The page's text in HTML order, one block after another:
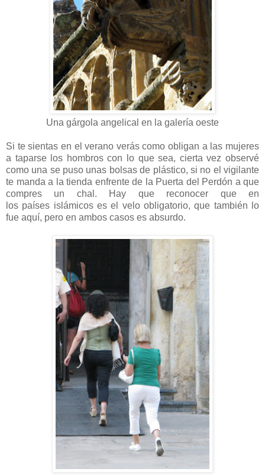
Una gárgola angelical en la galería oeste
Si te sientas en el verano verás como obligan a las mujeres
a taparse los hombros con lo que sea, cierta vez observé
como una se puso unas bolsas de plástico, si no el vigilante
te manda a la tienda enfrente de la Puerta del Perdón a que
compres un chal. Hay que reconocer que en
los países islámicos es el velo obligatorio, que también lo
fue aquí, pero en ambos casos es absurdo.